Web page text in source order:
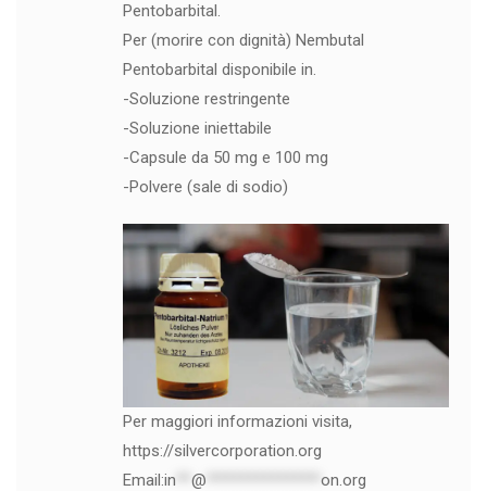
Pentobarbital.
Per (morire con dignità) Nembutal
Pentobarbital disponibile in.
-Soluzione restringente
-Soluzione iniettabile
-Capsule da 50 mg e 100 mg
-Polvere (sale di sodio)
Per maggiori informazioni visita,
https://silvercorporation.org
Email:in @ on.org